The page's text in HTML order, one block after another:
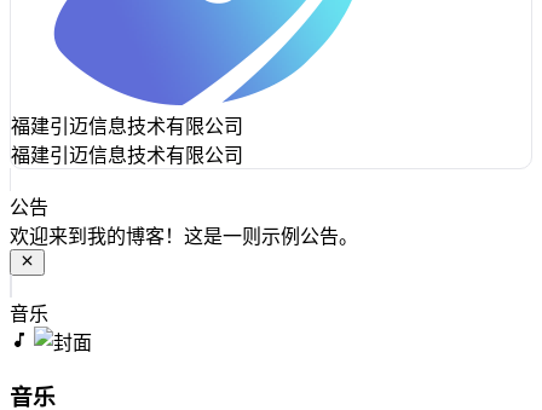
福建引迈信息技术有限公司
福建引迈信息技术有限公司
公告
欢迎来到我的博客！这是一则示例公告。
音乐
音乐